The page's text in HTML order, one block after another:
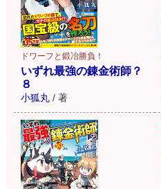
ドワーフと鍛冶勝負！
いずれ最強の錬金術師？
８
小狐丸 / 著